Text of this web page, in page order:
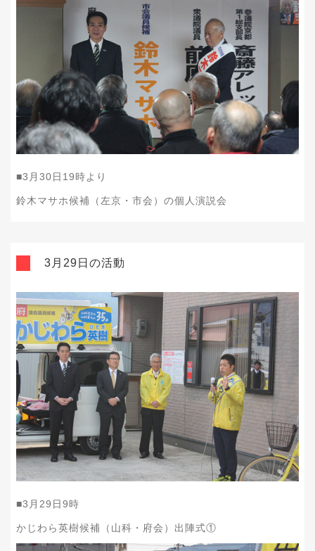
■3 月 30日 19時より
鈴木マサホ候補（左京・市会）の個人演説会
3月29日の活動
■3 月 29 日9時
かじわら英樹候補（山科・府会）出陣式①